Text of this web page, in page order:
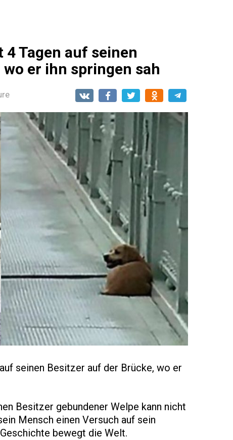
Tagen auf seinen
er ihn springen sah
seinen Besitzer auf der Brücke, wo er
Besitzer gebundener Welpe kann nicht
Mensch einen Versuch auf sein
bewegt die Welt.